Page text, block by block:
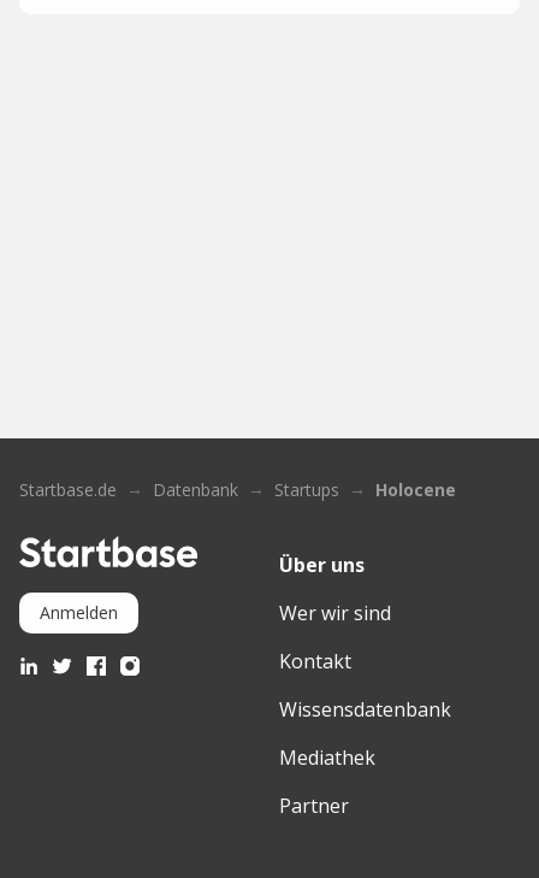
Startbase.de Datenbank Startups Holocene
Anmelden
Über uns
Wer wir sind
Kontakt
Wissensdatenbank
Mediathek
Partner